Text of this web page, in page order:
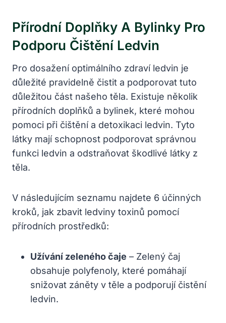
Přírodní Doplňky ⁣a ​bylinky Pro
Podporu Čištění Ledvin
Pro dosažení optimálního zdraví⁤ ledvin je
⁣důležité⁣ pravidelně čistit a podporovat tuto
důležitou část našeho těla. ⁣Existuje několik
přírodních doplňků ‍a bylinek, které⁢ mohou
⁢pomoci při ⁣čištění a detoxikaci ledvin. Tyto
látky mají schopnost podporovat správnou
funkci ledvin a odstraňovat‌ škodlivé látky z
‌těla.
V následujícím seznamu najdete 6‍ účinných
kroků, jak zbavit ⁢ledviny toxinů pomocí
přírodních prostředků:
Užívání​ zeleného⁤ čaje – ‍Zelený čaj
obsahuje polyfenoly, které ⁢pomáhají
snižovat‍ záněty v těle a podporují čistění
ledvin.